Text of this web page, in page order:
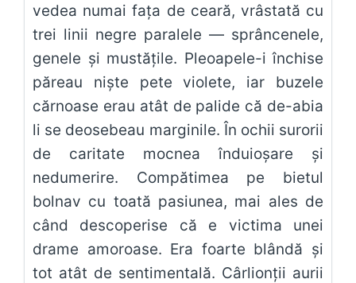
vedea numai fața de ceară, vrâstată cu
trei linii negre paralele — sprâncenele,
genele și mustățile. Pleoapele-i închise
păreau niște pete violete, iar buzele
cărnoase erau atât de palide că de-abia
li se deosebeau marginile. În ochii surorii
de caritate mocnea înduioșare și
nedumerire. Compătimea pe bietul
bolnav cu toată pasiunea, mai ales de
când descoperise că e victima unei
drame amoroase. Era foarte blândă și
tot atât de sentimentală. Cârlionții aurii